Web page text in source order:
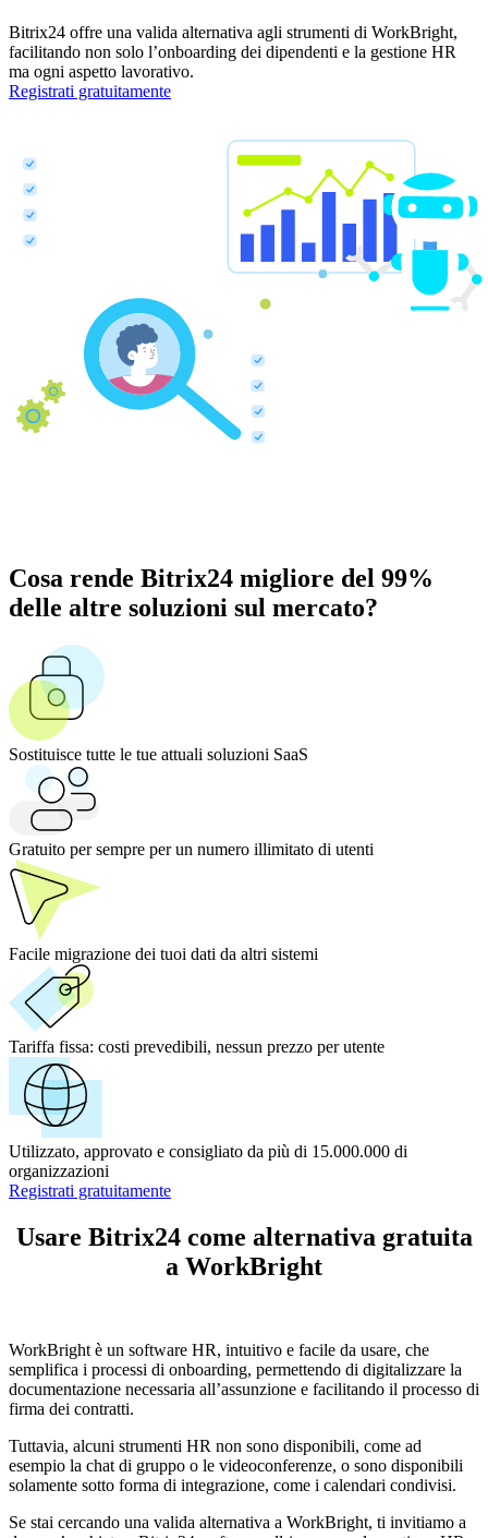
Bitrix24 offre una valida alternativa agli strumenti di WorkBright,
facilitando non solo l’onboarding dei dipendenti e la gestione HR
ma ogni aspetto lavorativo.
Registrati gratuitamente
Cosa rende Bitrix24 migliore del 99%
delle altre soluzioni sul mercato?
Sostituisce tutte le tue attuali soluzioni SaaS
Gratuito per sempre per un numero illimitato di utenti
Facile migrazione dei tuoi dati da altri sistemi
Tariffa fissa: costi prevedibili, nessun prezzo per utente
Utilizzato, approvato e consigliato da più di 15.000.000 di
organizzazioni
Registrati gratuitamente
Usare Bitrix24 come alternativa gratuita
a WorkBright
WorkBright è un software HR, intuitivo e facile da usare, che
semplifica i processi di onboarding, permettendo di digitalizzare la
documentazione necessaria all’assunzione e facilitando il processo di
firma dei contratti.
Tuttavia, alcuni strumenti HR non sono disponibili, come ad
esempio la chat di gruppo o le videoconferenze, o sono disponibili
solamente sotto forma di integrazione, come i calendari condivisi.
Se stai cercando una valida alternativa a WorkBright, ti invitiamo a